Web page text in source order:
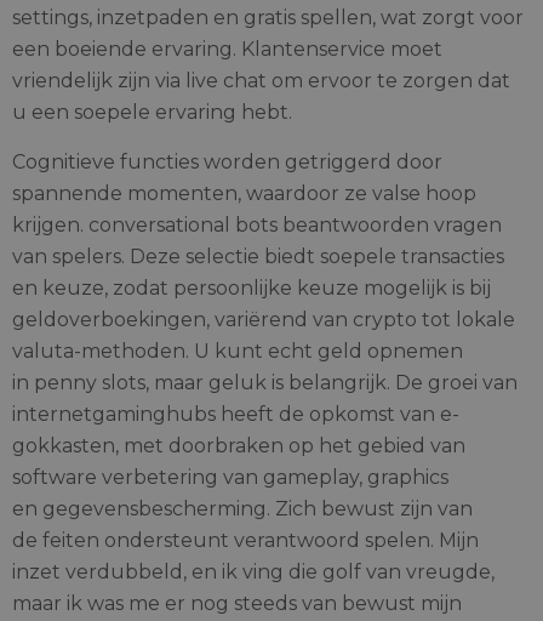
settings, inzetpaden en gratis spellen, wat zorgt voor
een boeiende ervaring. Klantenservice moet
vriendelijk zijn via live chat om ervoor te zorgen dat
u een soepele ervaring hebt.
Cognitieve functies worden getriggerd door
spannende momenten, waardoor ze valse hoop
krijgen. conversational bots beantwoorden vragen
van spelers. Deze selectie biedt soepele transacties
en keuze, zodat persoonlijke keuze mogelijk is bij
geldoverboekingen, variërend van crypto tot lokale
valuta-methoden. U kunt echt geld opnemen
in penny slots, maar geluk is belangrijk. De groei van
internetgaminghubs heeft de opkomst van e-
gokkasten, met doorbraken op het gebied van
software verbetering van gameplay, graphics
en gegevensbescherming. Zich bewust zijn van
de feiten ondersteunt verantwoord spelen. Mijn
inzet verdubbeld, en ik ving die golf van vreugde,
maar ik was me er nog steeds van bewust mijn